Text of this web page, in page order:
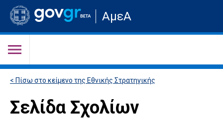
Μετάβαση
στην
σελίδα
ΑμεΑ
< Πίσω στο κείμενο της Εθνικής Στρατηγικής
Σελίδα Σχολίων